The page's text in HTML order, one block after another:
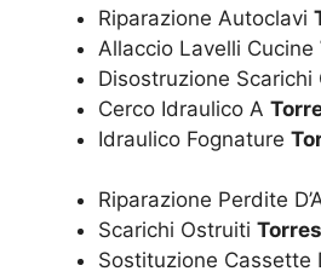
Riparazione Autoclavi
Allaccio Lavelli Cucine
Disostruzione Scarichi
Cerco Idraulico A
Idraulico Fognature
Riparazione Perdite
Scarichi Ostruiti
Sostituzione Cassette